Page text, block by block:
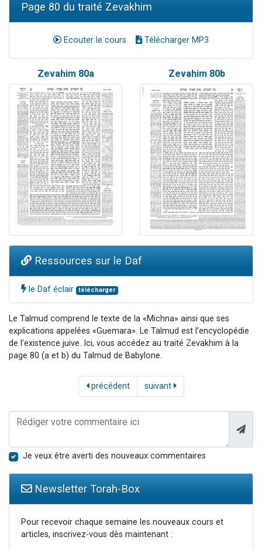
Page 80 du traité Zevakhim
Ecouter le cours Télécharger MP3
Zevahim 80a Zevahim 80b
Ressources sur le Daf
le Daf éclair télécharger
Le Talmud comprend le texte de la «Michna» ainsi que ses
explications appelées «Guemara». Le Talmud est l’encyclopédie
de l’existence juive. Ici, vous accédez au traité Zevakhim à la
page 80 (a et b) du Talmud de Babylone.
précédent suivant
Je veux être averti des nouveaux commentaires
Newsletter Torah-Box
Pour recevoir chaque semaine les nouveaux cours et
articles, inscrivez-vous dès maintenant :